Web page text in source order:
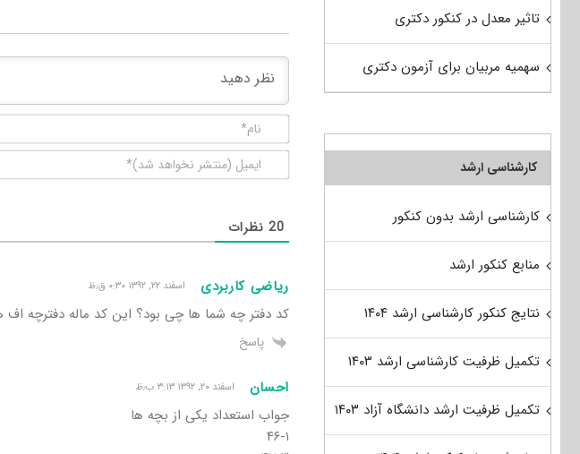
20نظرات
ریاضی کاربردی اسفند ۲۲, ۱۳۹۲ ۰:۳۰ ق٫ظ
کد دفتر چه شما ها چی بود؟ این کد ماله دفترچه
پاسخ
احسان اسفند ۲۰, ۱۳۹۲ ۳:۱۳ ب٫ظ
جواب استعداد یکی از بچه ها
۴۶-۱
تاثیر معدل در کنکور دکتری
سهمیه مربیان برای آزمون دکتری
کارشناسی ارشد
کارشناسی ارشد بدون کنکور
منابع کنکور ارشد
نتایج کنکور کارشناسی ارشد ۱۴۰۴
تکمیل ظرفیت کارشناسی ارشد ۱۴۰۳
تکمیل ظرفیت ارشد دانشگاه آزاد ۱۴۰۳